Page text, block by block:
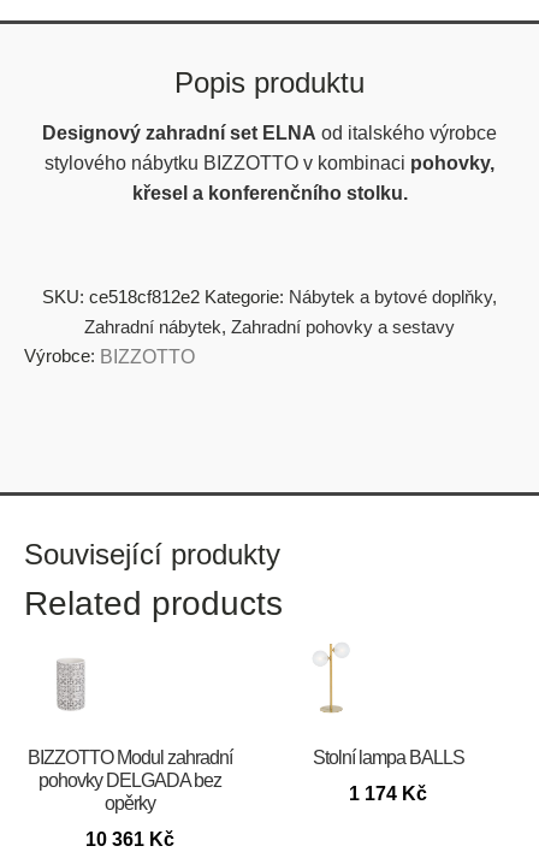
Popis produktu
Designový zahradní set ELNA od italského výrobce
stylového nábytku BIZZOTTO v kombinaci pohovky,
křesel a konferenčního stolku.
SKU: ce518cf812e2 Kategorie: Nábytek a bytové doplňky,
Zahradní nábytek, Zahradní pohovky a sestavy
Výrobce: BIZZOTTO
Související produkty
Related products
BIZZOTTO Modul zahradní
pohovky DELGADA bez
opěrky
10 361 Kč
Stolní lampa BALLS
1 174 Kč